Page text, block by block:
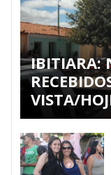
IBITIARA:
VISTA/